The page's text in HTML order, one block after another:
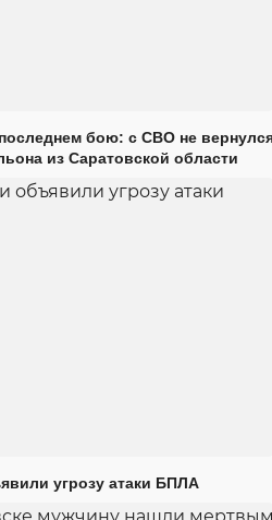
бою: с СВО не
из Саратовской области
угрозу атаки БПЛА